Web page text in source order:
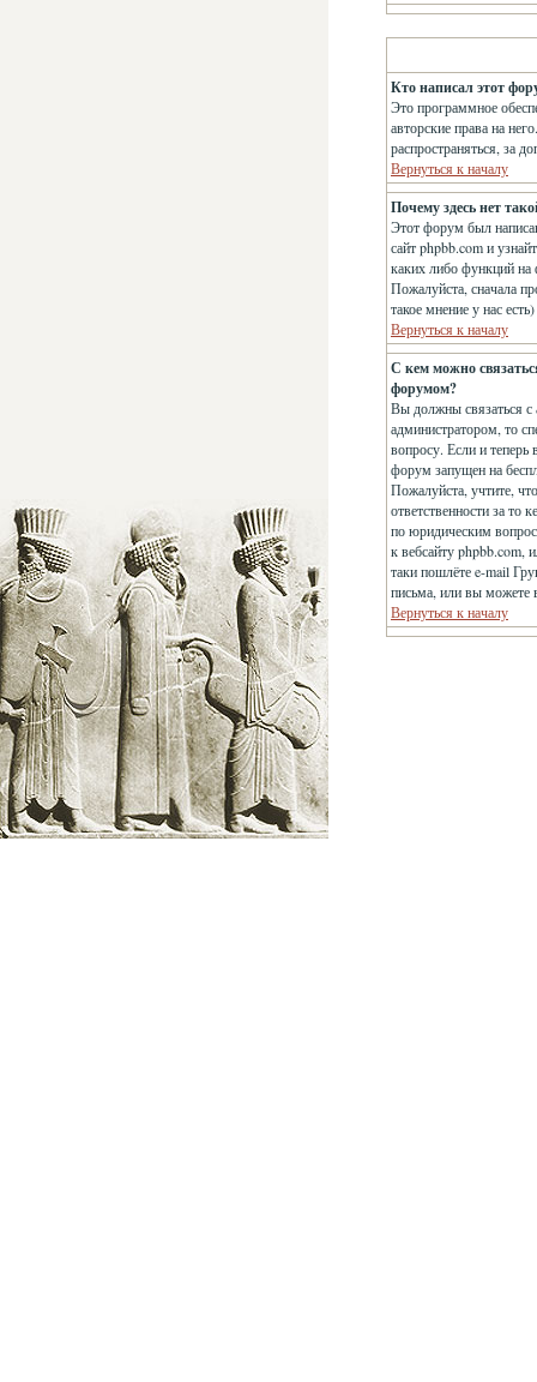
Кто написал этот
Это программное
авторские права на
распространяться, за
Вернуться к началу
Почему здесь нет
Этот форум был
сайт phpbb.com и
каких либо функций
Пожалуйста, сначала
такое мнение у нас
Вернуться к началу
С кем можно
форумом?
Вы должны связаться с
администратором, то
вопросу. Если и теперь
форум запущен на
Пожалуйста, учтите,
ответственности за
по юридическим
к вебсайту phpbb.com,
таки пошлёте e-mail
письма, или вы можете
Вернуться к началу